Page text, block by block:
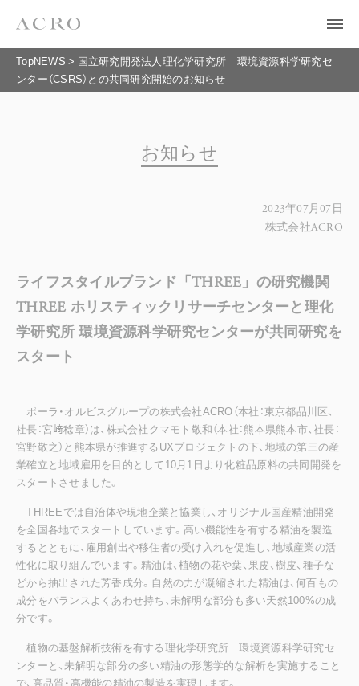
TopNEWS > 国立研究開発法人理化学研究所 環境資源科学研究セ
ンター（CSRS）との共同研究開始のお知らせ
お知らせ
2023年07月07日
株式会社ACRO
ライフスタイルブランド「THREE」の研究機関
THREE ホリスティックリサーチセンターと理化
学研究所 環境資源科学研究センターが共同研究を
スタート
ポーラ・オルビスグループの株式会社ACRO（本社：東京都品川区、
社長：宮﨑稔章）は、株式会社クマモト敬和（本社：熊本県熊本市、社長：
宮野敬之）と熊本県が推進するUXプロジェクトの下、地域の第三の産
業確立と地域雇用を目的として10月1日より化粧品原料の共同開発を
スタートさせました。
THREEでは自治体や現地企業と協業し、オリジナル国産精油開発
を全国各地でスタートしています。高い機能性を有する精油を製造
するとともに、雇用創出や移住者の受け入れを促進し、地域産業の活
性化に取り組んでいます。精油は、植物の花や葉、果皮、樹皮、種子な
どから抽出された芳香成分。自然の力が凝縮された精油は、何百もの
成分をバランスよくあわせ持ち、未解明な部分も多い天然100%の成
分です。
植物の基盤解析技術を有する理化学研究所 環境資源科学研究セ
ンターと、未解明な部分の多い精油の形態学的な解析を実施すること
で、高品質・高機能の精油の製造を実現します。